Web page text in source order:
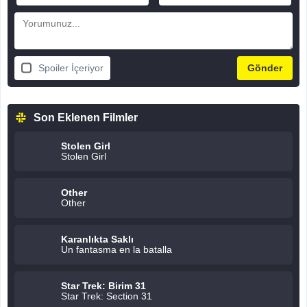
Spoiler İçeriyor
Son Eklenen Filmler
Stolen Girl
Stolen Girl
Other
Other
Karanlıkta Saklı
Un fantasma en la batalla
Star Trek: Birim 31
Star Trek: Section 31